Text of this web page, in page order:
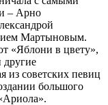
– Арно
Мартыновым.
«Яблони в цвету»,
из советских певиц
большого